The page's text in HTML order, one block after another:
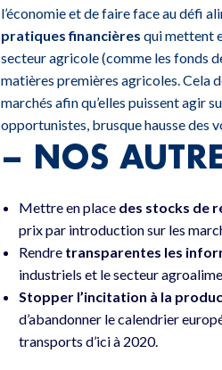
l’économie et de faire face au défi
pratiques financières qui mettent
secteur agricole (comme les fonds
matières premières agricoles. Cela
marchés afin qu’elles puissent agir
opportunistes, brusque hausse des
– NOS
Mettre en place des stocks de
prix par introduction sur les
Rendre transparentes les
industriels et le secteur
Stopper l’incitation à la
d’abandonner le calendrier
transports d’ici à 2020.